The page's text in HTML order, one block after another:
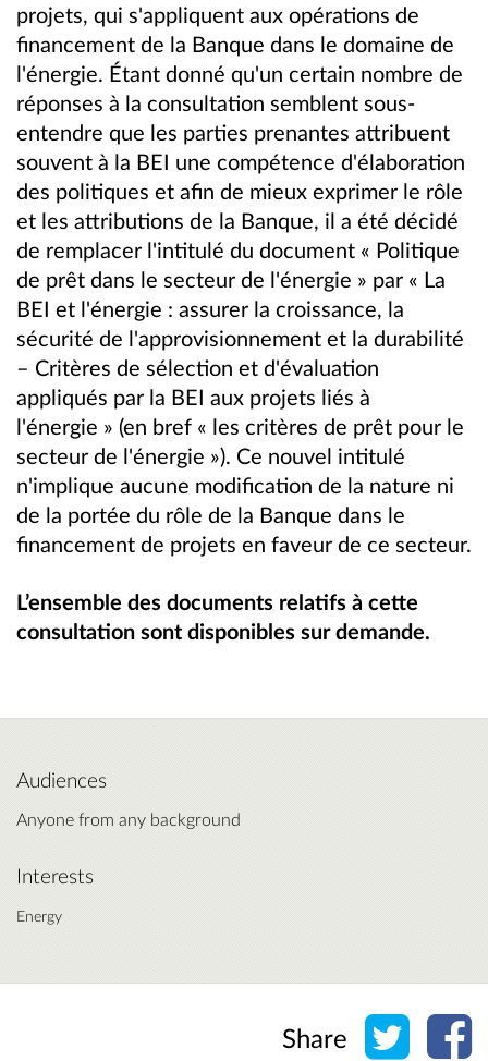
projets, qui s'appliquent aux opérations de
financement de la Banque dans le domaine de
l'énergie. Étant donné qu'un certain nombre de
réponses à la consultation semblent sous-
entendre que les parties prenantes attribuent
souvent à la BEI une compétence d'élaboration
des politiques et afin de mieux exprimer le rôle
et les attributions de la Banque, il a été décidé
de remplacer l'intitulé du document « Politique
de prêt dans le secteur de l'énergie » par « La
BEI et l'énergie : assurer la croissance, la
sécurité de l'approvisionnement et la durabilité
– Critères de sélection et d'évaluation
appliqués par la BEI aux projets liés à
l'énergie » (en bref « les critères de prêt pour le
secteur de l'énergie »). Ce nouvel intitulé
n'implique aucune modification de la nature ni
de la portée du rôle de la Banque dans le
financement de projets en faveur de ce secteur.
L’ensemble des documents relatifs à cette
consultation sont disponibles sur demande.
Audiences
Anyone from any background
Interests
Energy
Share Share